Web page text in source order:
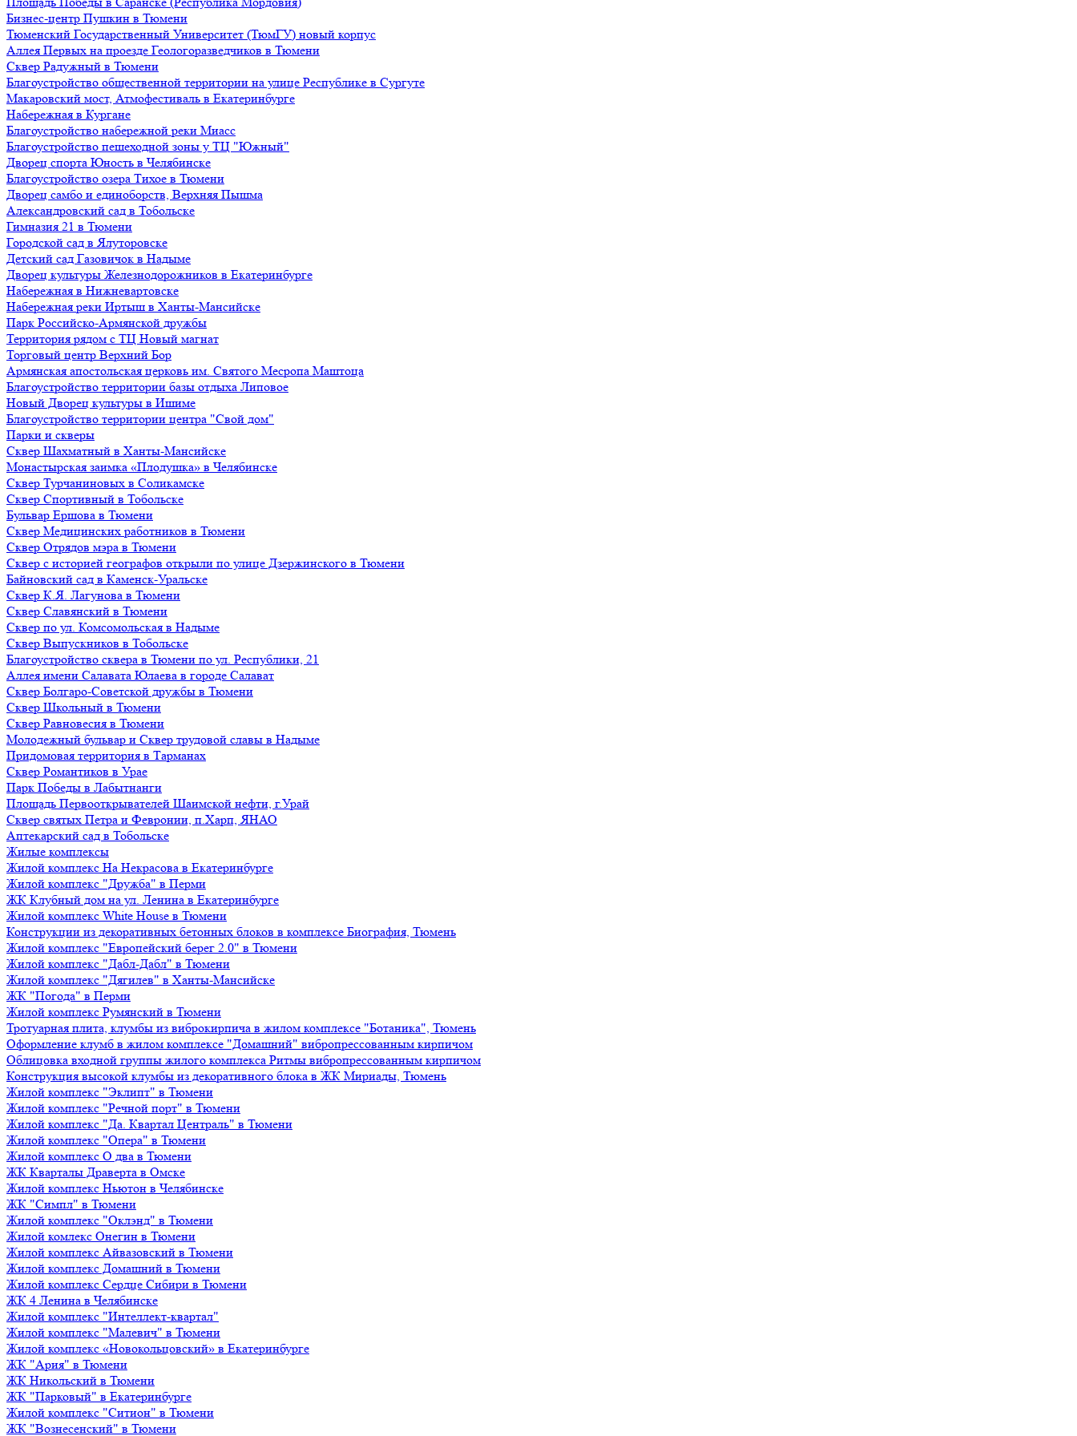
Бизнес-центр Пушкин в Тюмени
Тюменский Государственный Университет (ТюмГУ) новый корпус
Аллея Первых на проезде Геологоразведчиков в Тюмени
Сквер Радужный в Тюмени
Благоустройство общественной территории на улице Республике в Сургуте
Макаровский мост, Атмофестиваль в Екатеринбурге
Набережная в Кургане
Благоустройство набережной реки Миасс
Благоустройство пешеходной зоны у ТЦ "Южный"
Дворец спорта Юность в Челябинске
Благоустройство озера Тихое в Тюмени
Дворец самбо и единоборств, Верхняя Пышма
Александровский сад в Тобольске
Гимназия 21 в Тюмени
Городской сад в Ялуторовске
Детский сад Газовичок в Надыме
Дворец культуры Железнодорожников в Екатеринбурге
Набережная в Нижневартовске
Набережная реки Иртыш в Ханты-Мансийске
Парк Российско-Армянской дружбы
Территория рядом с ТЦ Новый магнат
Торговый центр Верхний Бор
Армянская апостольская церковь им. Святого Месропа Маштоца
Благоустройство территории базы отдыха Липовое
Нoвый Двoрeц культуры в Ишимe
Благоустройство территории центра "Свой дом"
Парки и скверы
Сквер Шахматный в Ханты-Мансийске
Монастырская заимка «Плодушка» в Челябинске
Сквер Турчаниновых в Соликамске
Сквер Спортивный в Тобольске
Бульвар Ершова в Тюмени
Сквер Медицинских работников в Тюмени
Сквер Отрядов мэра в Тюмени
Сквер с историей географов открыли по улице Дзержинского в Тюмени
Байновский сад в Каменск-Уральске
Сквер К.Я. Лагунова в Тюмени
Сквер Славянский в Тюмени
Сквер по ул. Комсомольская в Надыме
Сквер Выпускников в Тобольске
Благоустройство сквера в Тюмени по ул. Республики, 21
Аллея имени Салавата Юлаева в городе Салават
Сквер Болгаро-Советской дружбы в Тюмени
Сквер Школьный в Тюмени
Сквер Равновесия в Тюмени
Молодежный бульвар и Сквер трудовой славы в Надыме
Придомовая территория в Тарманах
Сквер Романтиков в Урае
Парк Победы в Лабытнанги
Площадь Первооткрывателей Шаимской нефти, г.Урай
Сквер святых Петра и Февронии, п.Харп, ЯНАО
Аптекарский сад в Тобольске
Жилые комплексы
Жилой комплекс На Некрасова в Екатеринбурге
Жилой комплекс "Дружба" в Перми
ЖК Клубный дом на ул. Ленина в Екатеринбурге
Жилой комплекс White House в Тюмени
Конструкции из декоративных бетонных блоков в комплексе Биография, Тюмень
Жилой комплекс "Европейский берег 2.0" в Тюмени
Жилой комплекс "Дабл-Дабл" в Тюмени
Жилой комплекс "Дягилев" в Ханты-Мансийске
ЖК "Погода" в Перми
Жилой комплекс Румянский в Тюмени
Тротуарная плита, клумбы из виброкирпича в жилом комплексе "Ботаника", Тюмень
Оформление клумб в жилом комплексе "Домашний" вибропрессованным кирпичом
Облицовка входной группы жилого комплекса Ритмы вибропрессованным кирпичом
Конструкция высокой клумбы из декоративного блока в ЖК Мириады, Тюмень
Жилой комплекс "Эклипт" в Тюмени
Жилой комплекс "Речной порт" в Тюмени
Жилой комплекс "Да. Квартал Централь" в Тюмени
Жилой комплекс "Опера" в Тюмени
Жилой комплекс О два в Тюмени
ЖК Кварталы Драверта в Омске
Жилой комплекс Ньютон в Челябинске
ЖК "Симпл" в Тюмени
Жилой комплекс "Оклэнд" в Тюмени
Жилой комлекс Онегин в Тюмени
Жилой комплекс Айвазовский в Тюмени
Жилой комплекс Домашний в Тюмени
Жилой комплекс Сердце Сибири в Тюмени
ЖК 4 Ленина в Челябинске
Жилой комплекс "Интеллект-квартал"
Жилой комплекс "Малевич" в Тюмени
Жилой комплекс «Новокольцовский» в Екатеринбурге
ЖК "Ария" в Тюмени
ЖК Никольский в Тюмени
ЖК "Парковый" в Екатеринбурге
Жилой комплекс "Ситион" в Тюмени
ЖК "Вознесенский" в Тюмени